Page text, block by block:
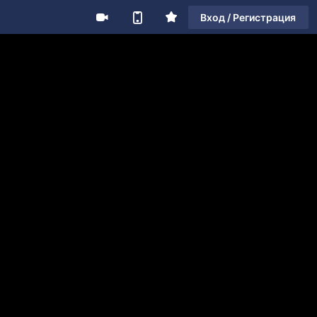
Вход / Регистрация